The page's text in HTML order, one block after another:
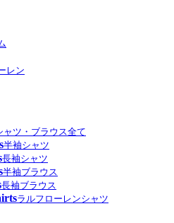
レン
ャツ・ブラウス全て
半袖シャツ
長袖シャツ
半袖ブラウス
長袖ブラウス
ラルフローレンシャツ